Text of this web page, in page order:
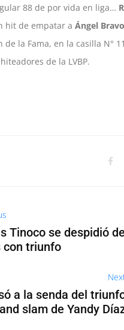
88 de por vida en liga…
hit de empatar a Ángel Bravo
de la Fama, en la casilla N°
de la LVBP.
Tinoco se despidió
con triunfo
a la senda del
slam de Yandy